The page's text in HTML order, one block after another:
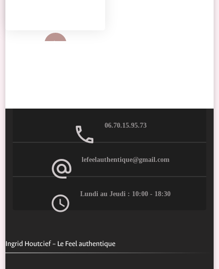
06.70.15.95.73
lefeelauthentique@gmail.com
Lundi au Jeudi : 10:00 - 18:30
Ingrid Houtcief – Le Feel authentique